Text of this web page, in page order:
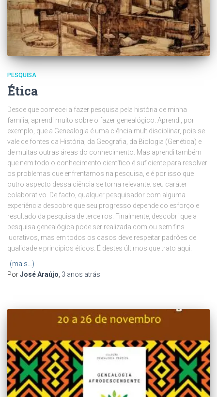
PESQUISA
Ética
Desde que comecei a fazer pesquisa pela história de minha
família, aprendi muito sobre o fazer genealógico. Aprendi, por
exemplo, que a Genealogia é uma ciência multidisciplinar, pois se
vale de fontes da História, da Geografia, da Biologia (Genética) e
de muitas outras áreas do conhecimento. Mas aprendi também
que nem todo o conhecimento científico é suficiente para resolver
os problemas que enfrentamos na pesquisa, e é por isso que
outro aspecto dessa ciência se torna relevante: seu caráter
colaborativo. De facto, qualquer pesquisador com alguma
experiência descobre que seu progresso depende do esforço e
resultado da pesquisa de terceiros. Finalmente, descobri que a
pesquisa genealógica pode ser realizada com ou sem fins
lucrativos, mas em todos os casos deve respeitar padrões de
qualidade e princípios éticos. É destes últimos que trato aqui.
(mais…)
PorJosé Araújo, 3 anos atrás